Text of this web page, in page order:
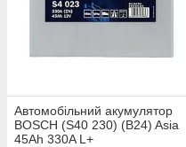
Автомобільний акумулятор
BOSCH (S40 230) (B24) Asia
45Ah 330A L+